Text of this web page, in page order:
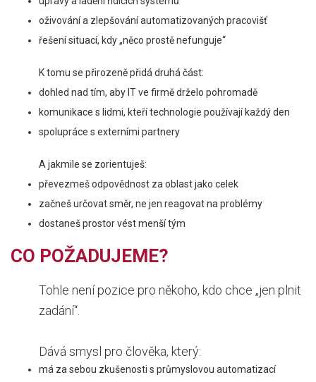
oživování a zlepšování automatizovaných pracovišť
řešení situací, kdy „něco prostě nefunguje“
K tomu se přirozeně přidá druhá část:
dohled nad tím, aby IT ve firmě drželo pohromadě
komunikace s lidmi, kteří technologie používají každý den
spolupráce s externími partnery
A jakmile se zorientuješ:
převezmeš odpovědnost za oblast jako celek
začneš určovat směr, ne jen reagovat na problémy
dostaneš prostor vést menší tým
CO POŽADUJEME?
Tohle není pozice pro někoho, kdo chce „jen plnit
zadání“.
Dává smysl pro člověka, který:
má za sebou zkušenosti s průmyslovou automatizací